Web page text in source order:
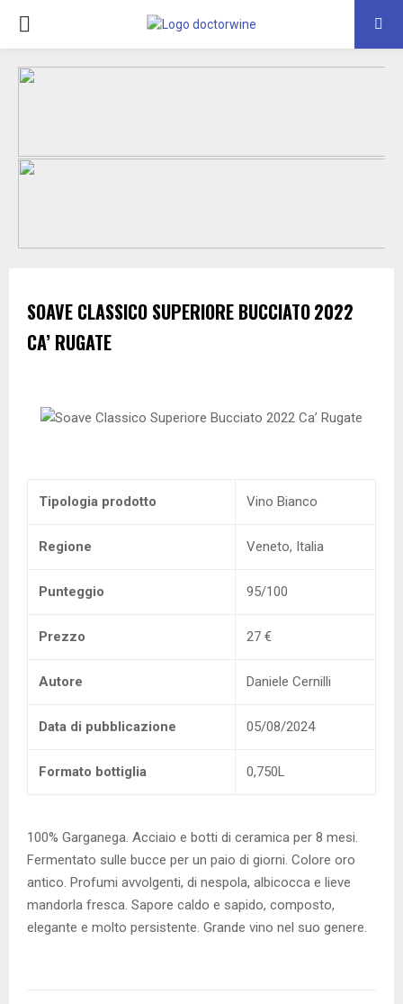
PRIMARY
MENU
SOAVE CLASSICO SUPERIORE BUCCIATO2022
CA’ RUGATE
Tipologia prodotto Vino Bianco
Regione Veneto, Italia
Punteggio 95/100
Prezzo 27 €
Autore Daniele Cernilli
Data di pubblicazione 05/08/2024
Formato bottiglia 0,750L
100% Garganega. Acciaio e botti di ceramica per 8 mesi.
Fermentato sulle bucce per un paio di giorni. Colore oro
antico. Profumi avvolgenti, di nespola, albicocca e lieve
mandorla fresca. Sapore caldo e sapido, composto,
elegante e molto persistente. Grande vino nel suo genere.